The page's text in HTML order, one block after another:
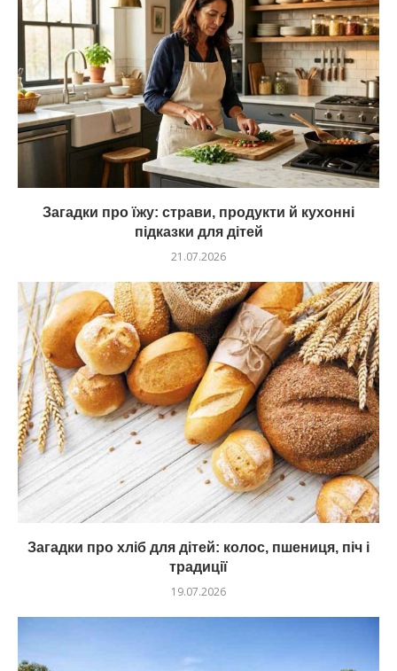
Загадки про їжу: страви, продукти й кухонні
підказки для дітей
21.07.2026
Загадки про хліб для дітей: колос, пшениця, піч і
традиції
19.07.2026